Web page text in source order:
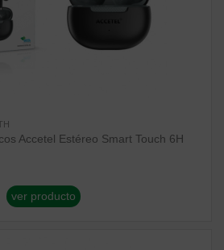
Accetel Estéreo Smart Touch 6H
ver producto